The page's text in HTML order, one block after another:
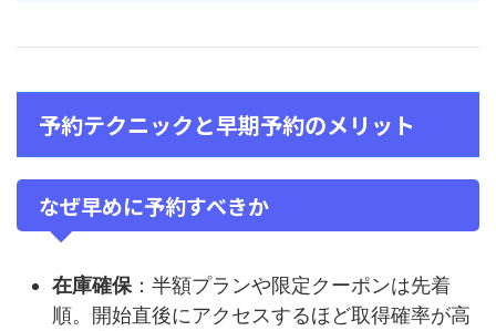
予約テクニックと早期予約のメリット
なぜ早めに予約すべきか
在庫確保 ：半額プランや限定クーポンは先着
順。開始直後にアクセスするほど取得確率が高